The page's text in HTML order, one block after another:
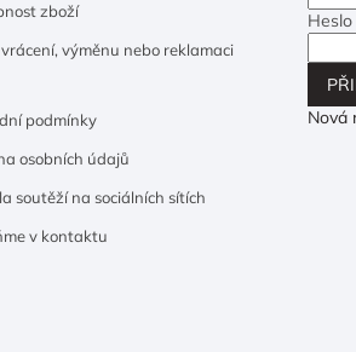
zboží
vrácení, výměnu nebo reklamaci
podmínky
osobních údajů
soutěží na sociálních sítích
v kontaktu
Heslo
Nová